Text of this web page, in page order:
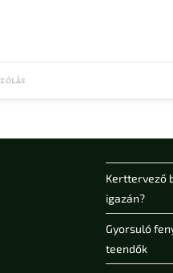
Kerttervező
igazán?
Gyorsuló
teendők